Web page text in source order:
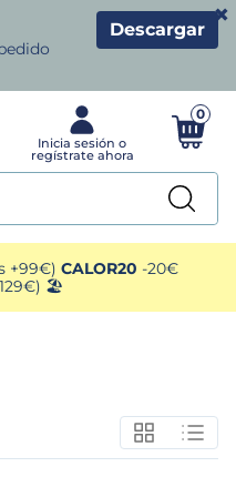
Descargar
×
0
+99€) CALOR20 -20€
🏖️